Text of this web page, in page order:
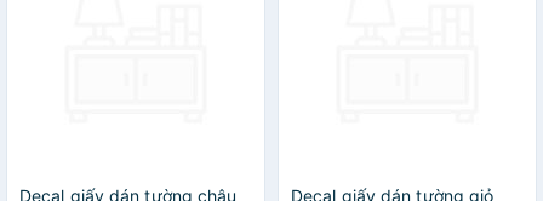
Decal giấy dán tường chậu Decal giấy dán tường giỏ